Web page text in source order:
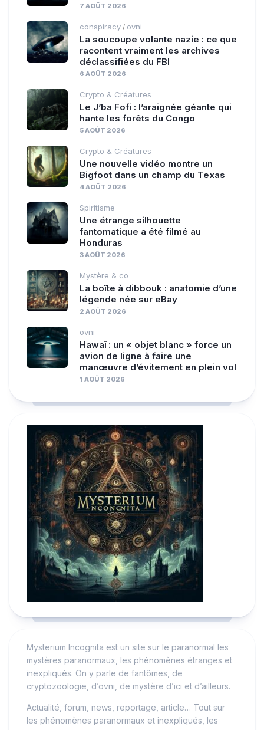
7 AOÛT 2026
conspiracy / ovni
La soucoupe volante nazie : ce que
racontent vraiment les archives
déclassifiées du FBI
6 AOÛT 2026
Crypto & Créatures
Le J’ba Fofi : l’araignée géante qui
hante les forêts du Congo
5 AOÛT 2026
Crypto & Créatures
Une nouvelle vidéo montre un
Bigfoot dans un champ du Texas
4 AOÛT 2026
Spiritisme
Une étrange silhouette
fantomatique a été filmé au
Honduras
3 AOÛT 2026
Mystère & co
La boîte à dibbouk : anatomie d’une
légende née sur eBay
2 AOÛT 2026
ovni
Hawaï : un « objet blanc » force un
avion de ligne à faire une
manœuvre d’évitement en plein vol
1 AOÛT 2026
Mysterium Incognita est un site sur le paranormal les
mystères paranormaux, les phénomènes étranges et
inexpliqués. On y parle de fantômes, de
cryptozoologie, d’ovni, de mystère d’ici et d’ailleurs.
Actualité, forum, news, reportage, article… Tout sur
les phénomènes paranormaux et inexpliqués, les